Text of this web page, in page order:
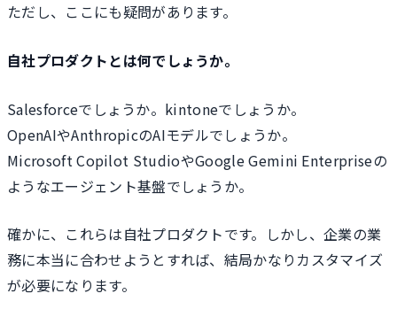
ただし、ここにも疑問があります。
自社プロダクトとは何でしょうか。
Salesforceでしょうか。kintoneでしょうか。
OpenAIやAnthropicのAIモデルでしょうか。
Microsoft Copilot StudioやGoogle Gemini Enterpriseの
ようなエージェント基盤でしょうか。
確かに、これらは自社プロダクトです。しかし、企業の業
務に本当に合わせようとすれば、結局かなりカスタマイズ
が必要になります。